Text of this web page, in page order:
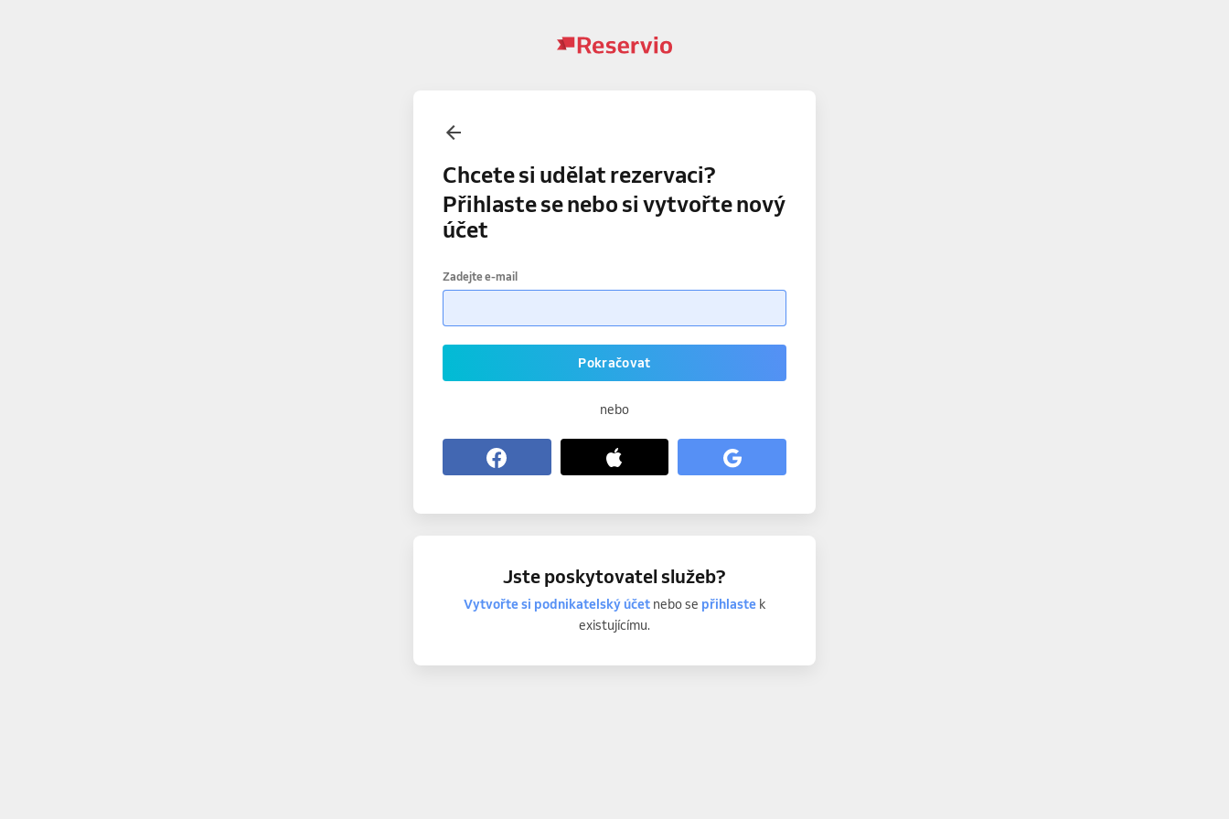
Chcete si udělat rezervaci?
Přihlaste se nebo si vytvořte nový
účet
Zadejte e-mail
Pokračovat
nebo
Jste poskytovatel služeb?
Vytvořte si podnikatelský účetnebo se přihlastek
existujícímu.